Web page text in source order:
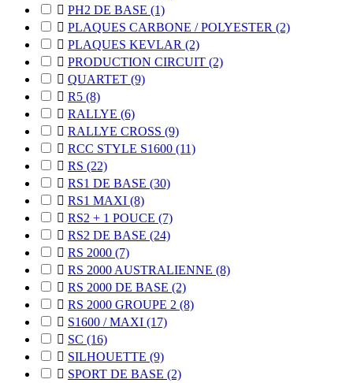
 PH2 DE BASE (1)
 PLAQUES CARBONE / POLYESTER (2)
 PLAQUES KEVLAR (2)
 PRODUCTION CIRCUIT (2)
 QUARTET (9)
 R5 (8)
 RALLYE (6)
 RALLYE CROSS (9)
 RCC STYLE S1600 (11)
 RS (22)
 RS1 DE BASE (30)
 RS1 MAXI (8)
 RS2 + 1 POUCE (7)
 RS2 DE BASE (24)
 RS 2000 (7)
 RS 2000 AUSTRALIENNE (8)
 RS 2000 DE BASE (2)
 RS 2000 GROUPE 2 (8)
 S1600 / MAXI (17)
 SC (16)
 SILHOUETTE (9)
 SPORT DE BASE (2)